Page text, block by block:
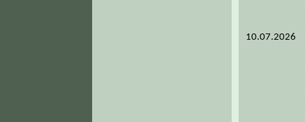
10.07.2026